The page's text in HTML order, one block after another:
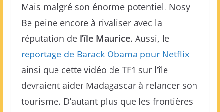
Mais malgré son énorme potentiel, Nosy
Be peine encore à rivaliser avec la
réputation de l’île Maurice. Aussi, le
reportage de Barack Obama pour Netflix
ainsi que cette vidéo de TF1 sur l’île
devraient aider Madagascar à relancer son
tourisme. D’autant plus que les frontières